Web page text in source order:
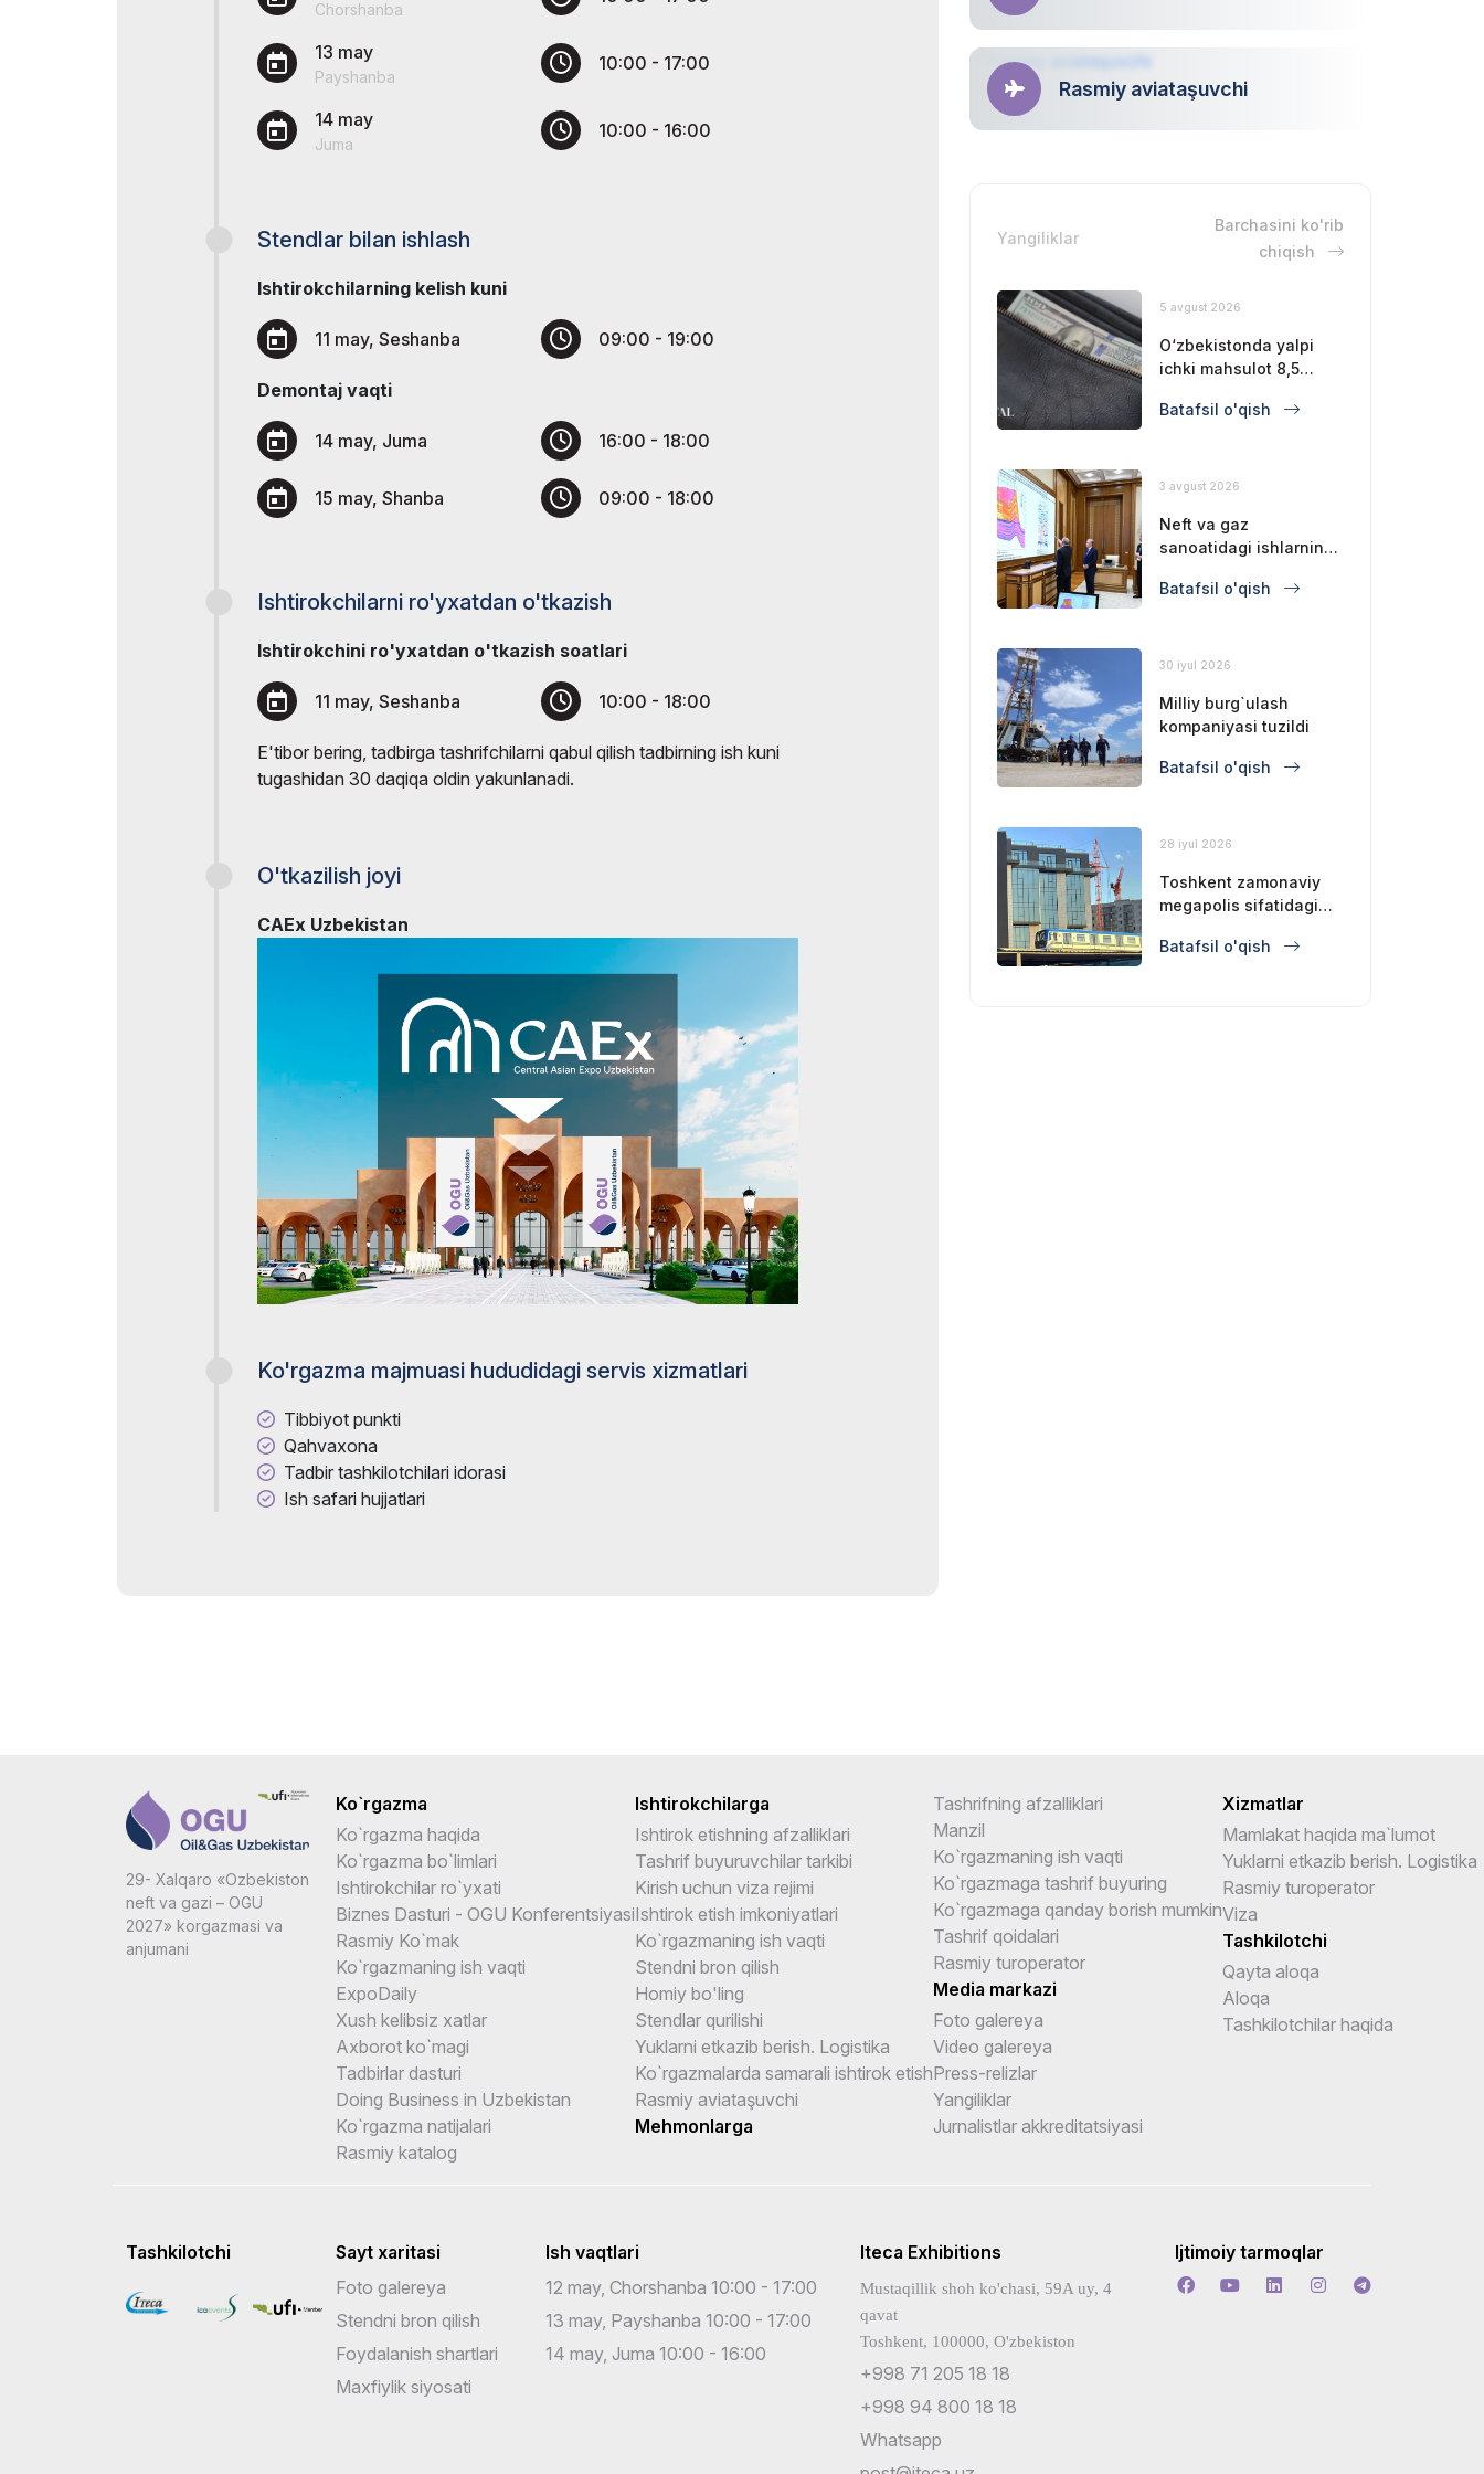
Uzbekistan
Rasmiy katalog
Rasmiy aviataşuvchi
Chorshanba
13 may
Payshanba
10:00 - 17:00
14 may
Juma
10:00 - 16:00
Stendlar bilan ishlash
Ishtirokchilarning kelish kuni
11 may, Seshanba 09:00 - 19:00
Demontaj vaqti
14 may, Juma 16:00 - 18:00
15 may, Shanba 09:00 - 18:00
Ishtirokchilarni ro'yxatdan o'tkazish
Ishtirokchini ro'yxatdan o'tkazish soatlari
11 may, Seshanba 10:00 - 18:00
E'tibor bering, tadbirga tashrifchilarni qabul qilish tadbirning ish kuni
tugashidan 30 daqiqa oldin yakunlanadi.
O'tkazilish joyi
CAEx Uzbekistan
Ko'rgazma majmuasi hududidagi servis xizmatlari
Tibbiyot punkti
Qahvaxona
Tadbir tashkilotchilari idorasi
Ish safari hujjatlari
Rasmiy aviataşuvchi
Yangiliklar
Barchasini ko'rib
chiqish
5 avgust 2026
O‘zbekistonda yalpi
ichki mahsulot 8,5
Batafsil o'qish
3 avgust 2026
Neft va gaz
sanoatidagi ishlarning
Batafsil o'qish
30 iyul 2026
Milliy burg`ulash
kompaniyasi tuzildi
Batafsil o'qish
28 iyul 2026
Toshkent zamonaviy
megapolis sifatidagi
mustahkamlamoqda
Batafsil o'qish
29- Xalqaro «Ozbekiston
neft va gazi – OGU
2027» korgazmasi va
anjumani
Ko`rgazma
Ko`rgazma haqida
Ko`rgazma bo`limlari
Ishtirokchilar ro`yxati
Biznes Dasturi - OGU Konferentsiyasi
Rasmiy Ko`mak
Ko`rgazmaning ish vaqti
ExpoDaily
Xush kelibsiz xatlar
Axborot ko`magi
Tadbirlar dasturi
Doing Business in Uzbekistan
Ko`rgazma natijalari
Rasmiy katalog
Ishtirokchilarga
Ishtirok etishning afzalliklari
Tashrif buyuruvchilar tarkibi
Kirish uchun viza rejimi
Ishtirok etish imkoniyatlari
Ko`rgazmaning ish vaqti
Stendni bron qilish
Homiy bo'ling
Stendlar qurilishi
Yuklarni etkazib berish. Logistika
Ko`rgazmalarda samarali ishtirok etish
Rasmiy aviataşuvchi
Mehmonlarga
Tashrifning afzalliklari
Manzil
Ko`rgazmaning ish vaqti
Ko`rgazmaga tashrif buyuring
Ko`rgazmaga qanday borish mumkin
Tashrif qoidalari
Rasmiy turoperator
Media markazi
Foto galereya
Video galereya
Press-relizlar
Yangiliklar
Jurnalistlar akkreditatsiyasi
Xizmatlar
Mamlakat haqida ma`lumot
Yuklarni etkazib berish. Logistika
Rasmiy turoperator
Viza
Tashkilotchi
Qayta aloqa
Aloqa
Tashkilotchilar haqida
Tashkilotchi
Sayt xaritasi
Foto galereya
Stendni bron qilish
Foydalanish shartlari
Maxfiylik siyosati
Ish vaqtlari
12 may, Chorshanba 10:00 - 17:00
13 may, Payshanba 10:00 - 17:00
14 may, Juma 10:00 - 16:00
Iteca Exhibitions
Mustaqillik shoh ko'chasi, 59A uy, 4
qavat
Toshkent, 100000, O'zbekiston
+998 71 205 18 18
+998 94 800 18 18
Whatsapp
Ijtimoiy tarmoqlar